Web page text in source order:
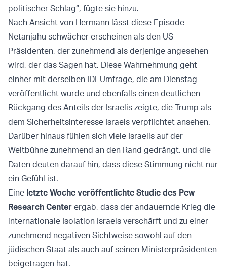
politischer Schlag“, fügte sie hinzu.
Nach Ansicht von Hermann lässt diese Episode
Netanjahu schwächer erscheinen als den US-
Präsidenten, der zunehmend als derjenige angesehen
wird, der das Sagen hat. Diese Wahrnehmung geht
einher mit derselben IDI-Umfrage, die am Dienstag
veröffentlicht wurde und ebenfalls einen deutlichen
Rückgang des Anteils der Israelis zeigte, die Trump als
dem Sicherheitsinteresse Israels verpflichtet ansehen.
Darüber hinaus fühlen sich viele Israelis auf der
Weltbühne zunehmend an den Rand gedrängt, und die
Daten deuten darauf hin, dass diese Stimmung nicht nur
ein Gefühl ist.
Eine letzte Woche veröffentlichte Studie des Pew
Research Center ergab, dass der andauernde Krieg die
internationale Isolation Israels verschärft und zu einer
zunehmend negativen Sichtweise sowohl auf den
jüdischen Staat als auch auf seinen Ministerpräsidenten
beigetragen hat.